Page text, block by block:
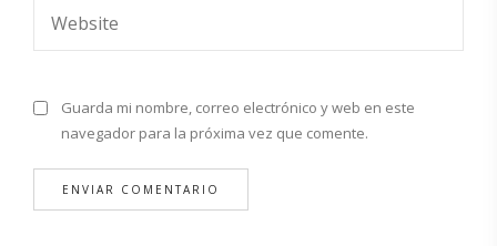
Guarda mi nombre, correo electrónico y web en este
navegador para la próxima vez que comente.